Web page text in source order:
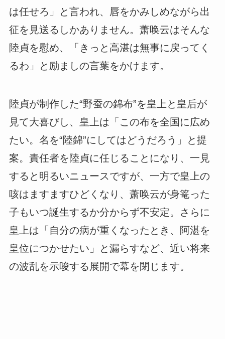
は任せろ」と言われ、唇をかみしめながら出
征を見送るしかありません。萧唤云はそんな
陸貞を慰め、「きっと高湛は無事に戻ってく
るわ」と励ましの言葉をかけます。
陸貞が制作した“野蚕の錦布”を皇上と皇后が
見て大喜びし、皇上は「この布を全国に広め
たい。名を“陸錦”にしてはどうだろう」と提
案。責任者を陸貞に任じることになり、一見
すると明るいニュースですが、一方で皇上の
咳はますますひどくなり、萧唤云が身篭った
子もいつ誕生するか分からず不安定。さらに
皇上は「自分の病が重くなったとき、阿湛を
皇位につかせたい」と漏らすなど、近い将来
の波乱を示唆する展開で幕を閉じます。